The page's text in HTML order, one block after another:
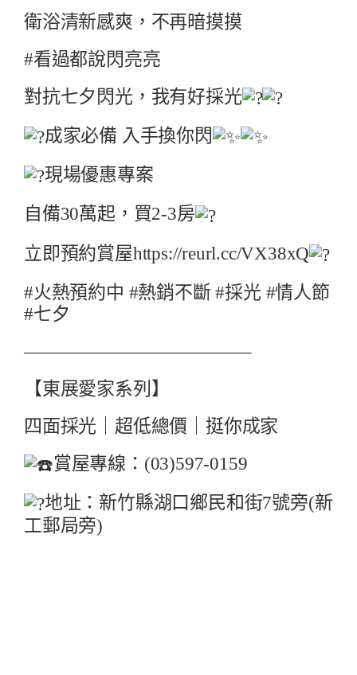
衛浴清新感爽，不再暗摸摸
#看過都說閃亮亮
對抗七夕閃光，我有好採光
成家必備 入手換你閃
現場優惠專案
自備30萬起，買2-3房
立即預約賞屋https://reurl.cc/VX38xQ
#火熱預約中 #熱銷不斷 #採光 #情人節
#七夕
————————————–
【東展愛家系列】
四面採光｜超低總價｜挺你成家
賞屋專線：(03)597-0159
地址：新竹縣湖口鄉民和街7號旁(新
工郵局旁)